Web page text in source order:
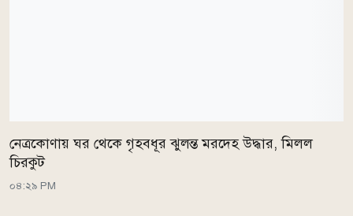
নেত্রকোণায় ঘর থেকে গৃহবধূর ঝুলন্ত মরদেহ উদ্ধার, মিলল
চিরকুট
০৪:২৯ PM